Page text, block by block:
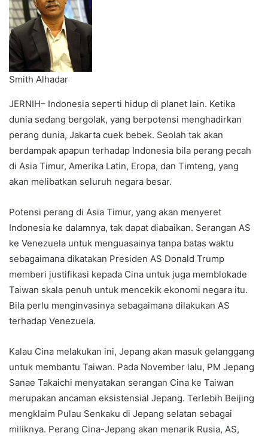
Smith Alhadar
JERNIH– Indonesia seperti hidup di planet lain. Ketika
dunia sedang bergolak, yang berpotensi menghadirkan
perang dunia, Jakarta cuek bebek. Seolah tak akan
berdampak apapun terhadap Indonesia bila perang pecah
di Asia Timur, Amerika Latin, Eropa, dan Timteng, yang
akan melibatkan seluruh negara besar.
Potensi perang di Asia Timur, yang akan menyeret
Indonesia ke dalamnya, tak dapat diabaikan. Serangan AS
ke Venezuela untuk menguasainya tanpa batas waktu
sebagaimana dikatakan Presiden AS Donald Trump
memberi justifikasi kepada Cina untuk juga memblokade
Taiwan skala penuh untuk mencekik ekonomi negara itu.
Bila perlu menginvasinya sebagaimana dilakukan AS
terhadap Venezuela.
Kalau Cina melakukan ini, Jepang akan masuk gelanggang
untuk membantu Taiwan. Pada November lalu, PM Jepang
Sanae Takaichi menyatakan serangan Cina ke Taiwan
merupakan ancaman eksistensial Jepang. Terlebih Beijing
mengklaim Pulau Senkaku di Jepang selatan sebagai
miliknya. Perang Cina-Jepang akan menarik Rusia, AS,